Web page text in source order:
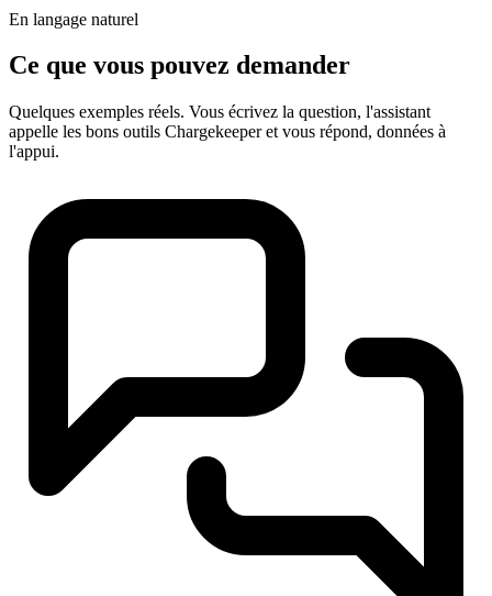
En langage naturel
Ce que vous pouvez demander
Quelques exemples réels. Vous écrivez la question, l'assistant
appelle les bons outils Chargekeeper et vous répond, données à
l'appui.